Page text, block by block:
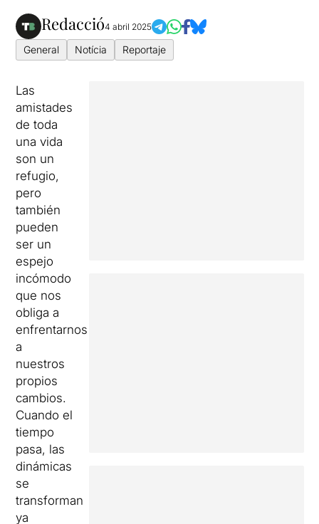
Redacció4 abril 2025
General Notícia Reportaje
Las
amistades
de toda
una vida
son un
refugio,
pero
también
pueden
ser un
espejo
incómodo
que nos
obliga a
enfrentarnos
a
nuestros
propios
cambios.
Cuando el
tiempo
pasa, las
dinámicas
se
transforman
ya